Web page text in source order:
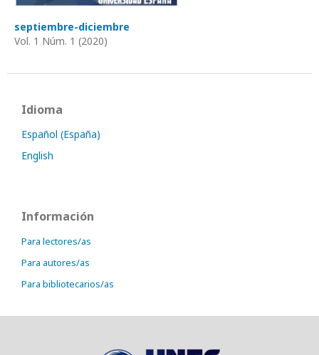
septiembre-diciembre
Vol. 1 Núm. 1 (2020)
Idioma
Español (España)
English
Información
Para lectores/as
Para autores/as
Para bibliotecarios/as